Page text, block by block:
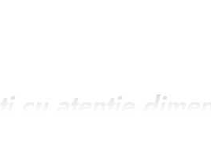
cu atentie
dvs.